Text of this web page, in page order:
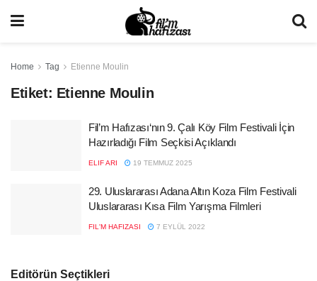
Home Tag Etienne Moulin
Etiket: Etienne Moulin
Fil’m Hafızası‘nın 9. Çalı Köy Film Festivali İçin
Hazırladığı Film Seçkisi Açıklandı
ELIF ARI 19 TEMMUZ 2025
29. Uluslararası Adana Altın Koza Film Festivali
Uluslararası Kısa Film Yarışma Filmleri
FIL'M HAFIZASI 7 EYLÜL 2022
Editörün Seçtikleri